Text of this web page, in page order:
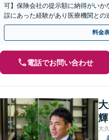
可】保険会社の提示額に納得がい
誤にあった経験があり医療機関と
ります。
料金
電話でお問い合わせ
輝
大